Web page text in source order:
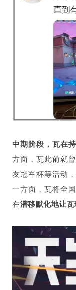
中期阶段，瓦在
方面，瓦此前就
友冠军杯等活动
一方面，瓦将全
在潜移默化地让